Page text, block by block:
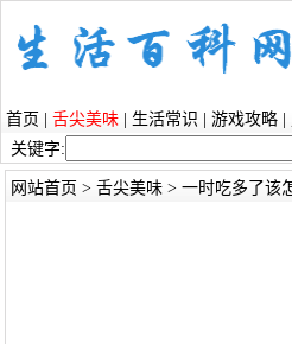
首页 舌尖美味 生活常识 游戏攻略
关键字:
网站首页 > 舌尖美味> 一时吃多了该